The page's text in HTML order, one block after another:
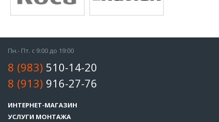
Пн.- Пт. с 9:00 до 19:00
8 (983) 510-14-20
8 (913) 916-27-76
ИНТЕРНЕТ-МАГАЗИН
УСЛУГИ МОНТАЖА